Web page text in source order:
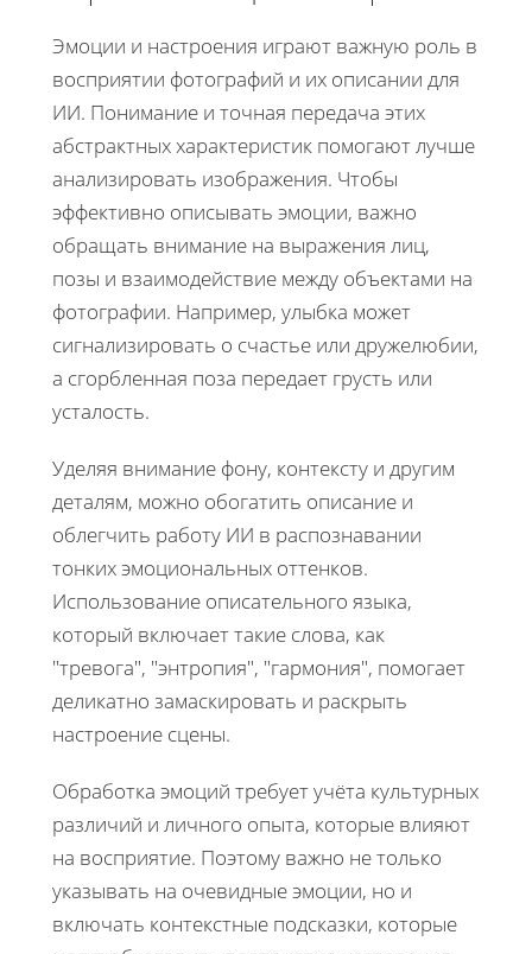
Эмоции и настроения играют важную роль в
восприятии фотографий и их описании для
ИИ. Понимание и точная передача этих
абстрактных характеристик помогают лучше
анализировать изображения. Чтобы
эффективно описывать эмоции, важно
обращать внимание на выражения лиц,
позы и взаимодействие между объектами на
фотографии. Например, улыбка может
сигнализировать о счастье или дружелюбии,
а сгорбленная поза передает грусть или
усталость.
Уделяя внимание фону, контексту и другим
деталям, можно обогатить описание и
облегчить работу ИИ в распознавании
тонких эмоциональных оттенков.
Использование описательного языка,
который включает такие слова, как
"тревога", "энтропия", "гармония", помогает
деликатно замаскировать и раскрыть
настроение сцены.
Обработка эмоций требует учёта культурных
различий и личного опыта, которые влияют
на восприятие. Поэтому важно не только
указывать на очевидные эмоции, но и
включать контекстные подсказки, которые